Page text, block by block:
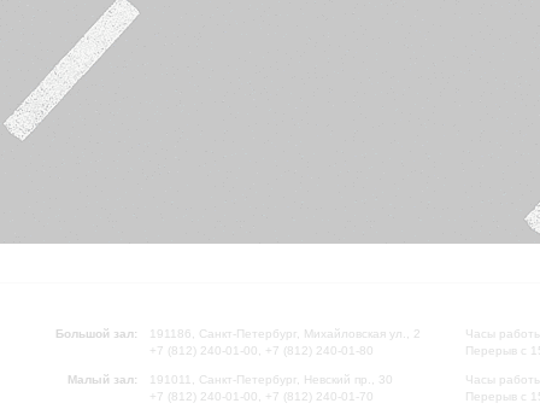
Большой зал:
191186, Санкт-Петербург, Михайловская ул., 2
+7 (812) 240-01-00, +7 (812) 240-01-80
Малый зал:
191011, Санкт-Петербург, Невский пр., 30
+7 (812) 240-01-00, +7 (812) 240-01-70
Часы
Перерыв с
Часы
Перерыв с